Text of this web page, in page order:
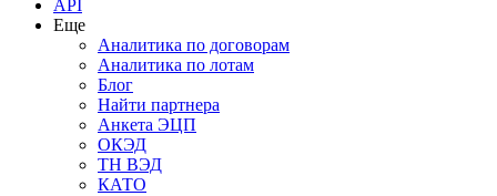
API
Еще
Аналитика по договорам
Аналитика по лотам
Блог
Найти партнера
Анкета ЭЦП
ОКЭД
ТН ВЭД
КАТО